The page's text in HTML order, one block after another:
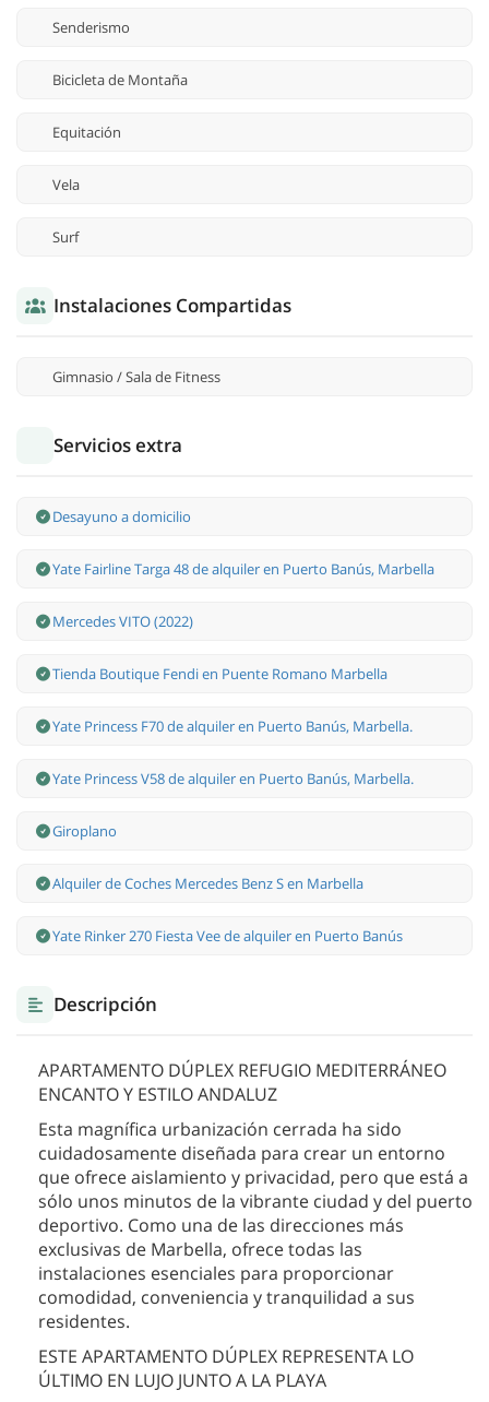
Senderismo
Bicicleta de Montaña
Equitación
Vela
Surf
Instalaciones Compartidas
Gimnasio / Sala de Fitness
Servicios extra
Desayuno a domicilio
Yate Fairline Targa 48 de alquiler en Puerto Banús, Marbella
Mercedes VITO (2022)
Tienda Boutique Fendi en Puente Romano Marbella
Yate Princess F70 de alquiler en Puerto Banús, Marbella.
Yate Princess V58 de alquiler en Puerto Banús, Marbella.
Giroplano
Alquiler de Coches Mercedes Benz S en Marbella
Yate Rinker 270 Fiesta Vee de alquiler en Puerto Banús
Descripción
APARTAMENTO DÚPLEX REFUGIO MEDITERRÁNEO
ENCANTO Y ESTILO ANDALUZ
Esta magnífica urbanización cerrada ha sido
cuidadosamente diseñada para crear un entorno
que ofrece aislamiento y privacidad, pero que está a
sólo unos minutos de la vibrante ciudad y del puerto
deportivo. Como una de las direcciones más
exclusivas de Marbella, ofrece todas las
instalaciones esenciales para proporcionar
comodidad, conveniencia y tranquilidad a sus
residentes.
ESTE APARTAMENTO DÚPLEX REPRESENTA LO
ÚLTIMO EN LUJO JUNTO A LA PLAYA